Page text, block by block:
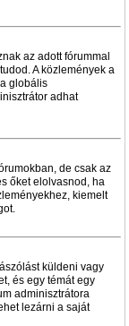
az adott fórummal
A közlemények a
globális
adhat
de csak az
őket elolvasnod, ha
kiemelt
küldeni vagy
és egy témát egy
adminisztrátora
lezárni a saját